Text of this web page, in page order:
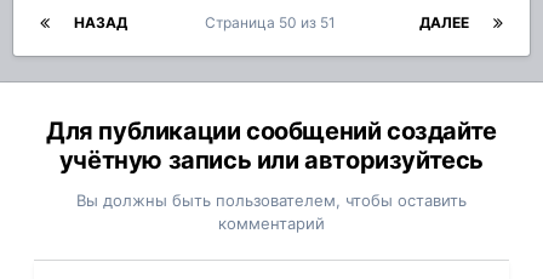
НАЗАД ДАЛЕЕ
Страница 50 из 51
Для публикации сообщений создайте
учётную запись или авторизуйтесь
Вы должны быть пользователем, чтобы оставить
комментарий